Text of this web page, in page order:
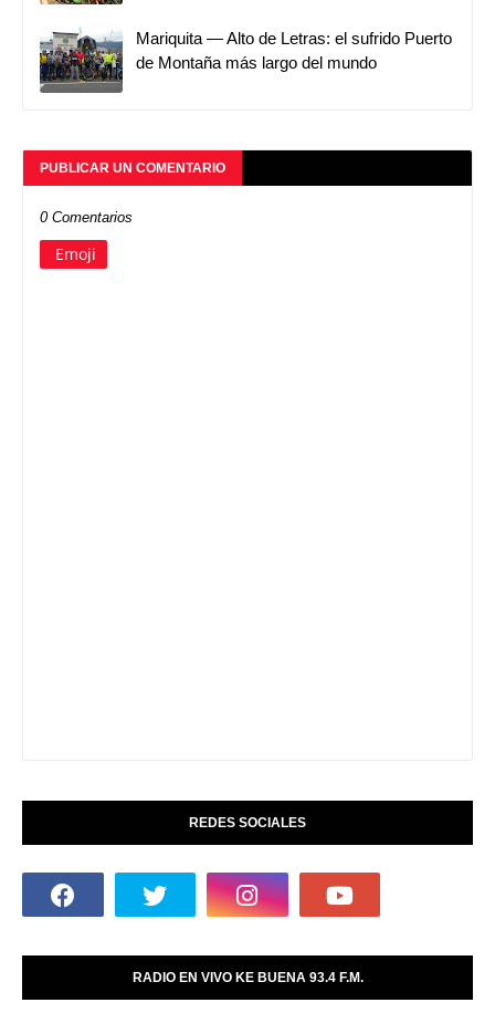
Mariquita — Alto de Letras: el sufrido Puerto
de Montaña más largo del mundo
PUBLICAR UN COMENTARIO
0 Comentarios
Emoji
REDES SOCIALES
RADIO EN VIVO KE BUENA 93.4 F.M.